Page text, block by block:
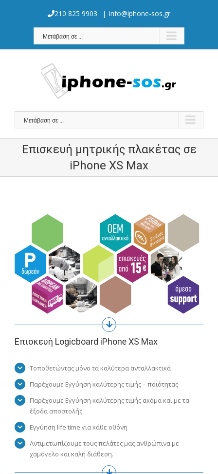
210 825 9903 | info@iphone-sos.gr
Μετάβαση σε ...
Μετάβαση σε ...
Επισκευή μητρικής πλακέτας σε
iPhone XS Max
Επισκευή Logicboard iPhone XS Max
Τοποθετώντας μόνο τα καλύτερα ανταλλακτικά
Παρέχουμε Εγγύηση καλύτερης τιμής – ποιότητας
Παρέχουμε Εγγύηση καλύτερης τιμής ακόμα και με τα
έξοδα αποστολής
Εγγύηση life time για κάθε οθόνη
Αντιμετωπίζουμε τους πελάτες μας ανθρώπινα με
χαμόγελο και καλή διάθεση.